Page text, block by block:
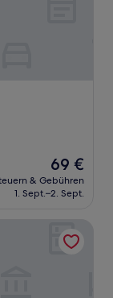
Der
Preis
beträgt
69 €
& Gebühren
1. Sept.–2. Sept.